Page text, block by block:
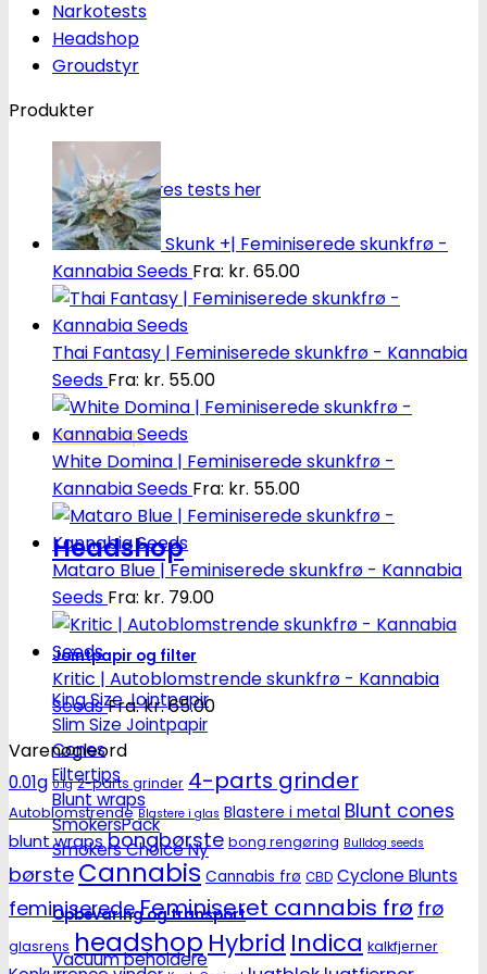
Oplev alle vores tests her
Headshop
Headshop
Jointpapir og filter
King Size Jointpapir
Slim Size Jointpapir
Cones
Filtertips
Blunt wraps
SmokersPack
Smokers Choice
Opbevaring og transport
Vacuum beholdere
Narkotests
Headshop
Groudstyr
Produkter
Skunk +| Feminiserede skunkfrø -
Kannabia Seeds Fra: kr. 65.00
Thai Fantasy | Feminiserede skunkfrø - Kannabia
Seeds Fra: kr. 55.00
White Domina | Feminiserede skunkfrø -
Kannabia Seeds Fra: kr. 55.00
Mataro Blue | Feminiserede skunkfrø - Kannabia
Seeds Fra: kr. 79.00
Kritic | Autoblomstrende skunkfrø - Kannabia
SeedsFra:kr.65.00
Varenøgleord
0.01g 0.1g 2-parts grinder 4-parts grinder
Autoblomstrende Blastere i glas Blastere i metal Blunt cones
blunt wrapsbongbørste bong rengøring Bulldog seeds
børste Cannabis Cannabis frø CBD Cyclone Blunts
feminiseredeFeminiseret cannabis frø frø
glasrens headshop Hybrid Indica kalkfjerner